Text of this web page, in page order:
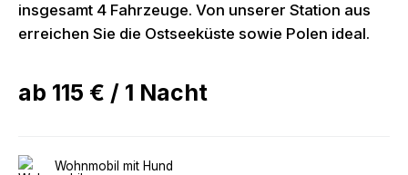
insgesamt 4 Fahrzeuge. Von unserer Station aus
erreichen Sie die Ostseeküste sowie Polen ideal.
ab 115 € / 1 Nacht
Wohnmobil mit Hund